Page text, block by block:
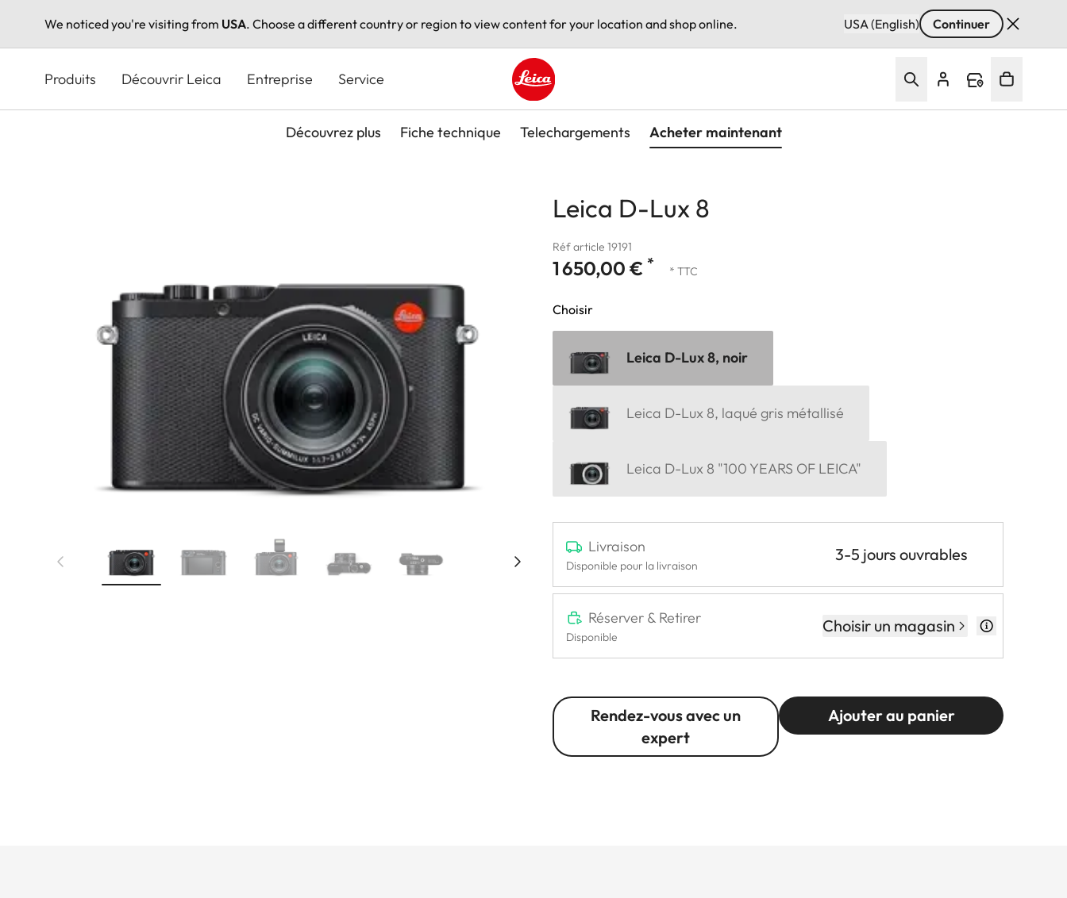
We noticed you're visiting from USA. Choose a different country or region to view content for your location and shop online. USA (English) Continuer
principal
Produits Découvrir Leica Entreprise Service
Leica logo - Home
Découvrez plus Fiche technique Telechargements Acheter maintenant
Leica D-Lux 8
Réf article 19191
1 650,00 € * * TTC
Choisir
Leica D-Lux 8, noir
Leica D-Lux 8, laqué gris métallisé
Leica D-Lux 8 "100 YEARS OF LEICA"
Livraison
Disponible pour la livraison
3-5 jours ouvrables
Réserver & Retirer
Disponible
Choisir un magasin
Rendez-vous avec un
expert
Ajouter au panier